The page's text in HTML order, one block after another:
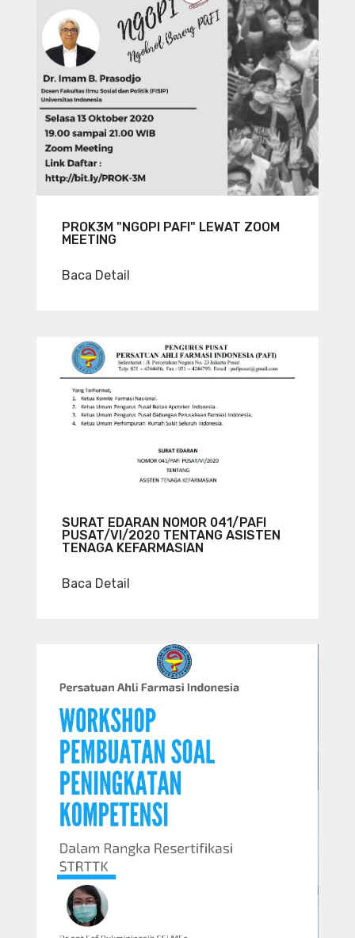
PROK3M "NGOPI PAFI" LEWAT ZOOM
MEETING
Baca Detail
SURAT EDARAN NOMOR 041/PAFI
PUSAT/VI/2020 TENTANG ASISTEN
TENAGA KEFARMASIAN
Baca Detail